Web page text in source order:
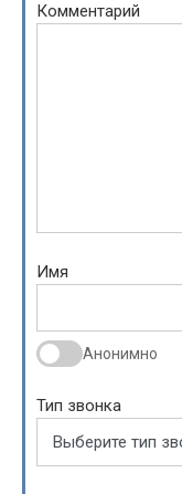
Комментарий
Имя
Анонимно
Тип звонка